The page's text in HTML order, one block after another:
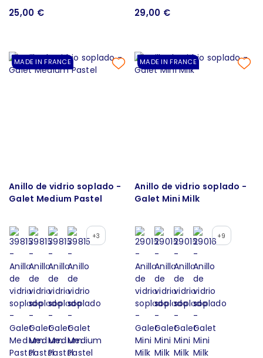
25,00 € 29,00 €
MADE IN FRANCE
Anillo de vidrio soplado -
Galet Medium Pastel
+3
MADE IN FRANCE
Anillo de vidrio soplado -
Galet Mini Milk
+9